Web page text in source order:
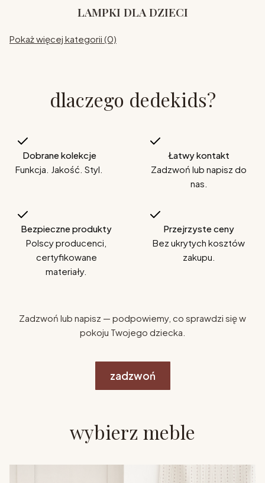
LAMPKI DLA DZIECI
Pokaż więcej kategorii (0)
dlaczego dedekids?
Dobrane kolekcje
Funkcja. Jakość. Styl.
Łatwy kontakt
Zadzwoń lub napisz do
nas.
Bezpieczne produkty
Polscy producenci,
certyfikowane
materiały.
Przejrzyste ceny
Bez ukrytych kosztów
zakupu.
Zadzwoń lub napisz — podpowiemy, co sprawdzi się w
pokoju Twojego dziecka.
zadzwoń
wybierz meble